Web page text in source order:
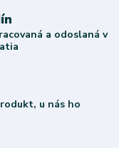
a odoslaná v
u nás ho